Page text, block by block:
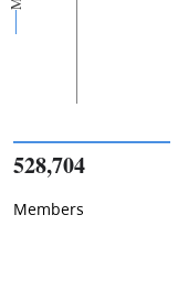
528,704
Members